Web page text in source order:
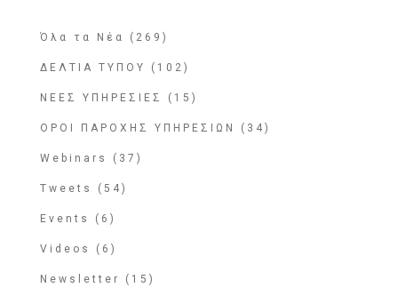
Όλα τα Νέα (269)
ΔΕΛΤΙΑ ΤΥΠΟΥ (102)
ΝΕΕΣ ΥΠΗΡΕΣΙΕΣ (15)
ΟΡΟΙ ΠΑΡΟΧΗΣ ΥΠΗΡΕΣΙΩΝ (34)
Webinars (37)
Tweets (54)
Events (6)
Videos (6)
Newsletter (15)